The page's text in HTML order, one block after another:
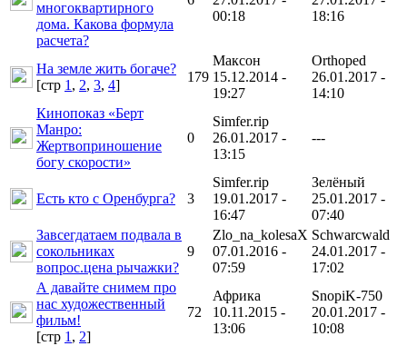
многоквартирного
дома. Какова формула
расчета?
00:18
18:16
На земле жить богаче?
[cтр 1, 2, 3, 4]
179
Максон
15.12.2014 -
19:27
Orthoped
26.01.2017 -
14:10
Кинопоказ «Берт
Манро:
Жертвоприношение
богу скорости»
0
Simfer.rip
26.01.2017 -
13:15
---
Есть кто с Оренбурга? 3
Simfer.rip
19.01.2017 -
16:47
Зелёный
25.01.2017 -
07:40
Завсегдатаем подвала в
сокольниках
вопрос.цена рычажки?
9
Zlo_na_kolesaX
07.01.2016 -
07:59
Schwarcwald
24.01.2017 -
17:02
А давайте снимем про
нас художественный
фильм!
[cтр 1, 2]
72
Африка
10.11.2015 -
13:06
SnopiK-750
20.01.2017 -
10:08